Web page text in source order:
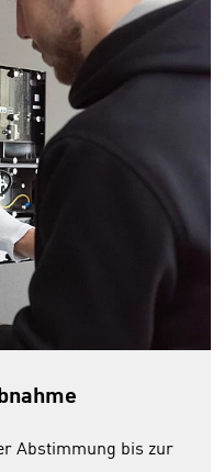
Abstimmung bis zur